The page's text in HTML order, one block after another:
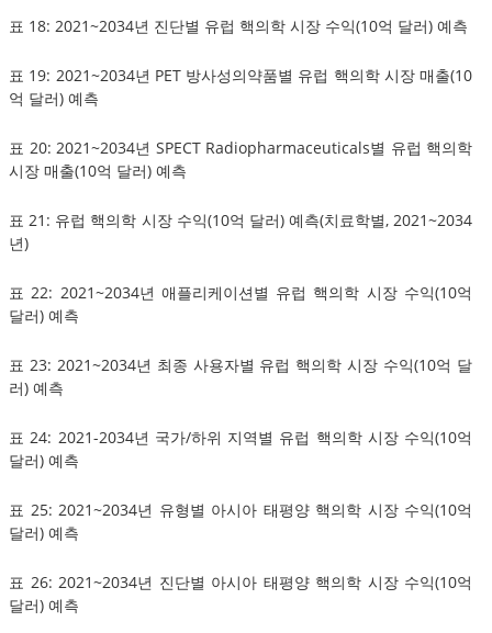
표 18: 2021~2034년 진단별 유럽 핵의학 시장 수익(10억 달러) 예측
표 19: 2021~2034년 PET 방사성의약품별 유럽 핵의학 시장 매출(10
억 달러) 예측
표 20: 2021~2034년 SPECT Radiopharmaceuticals별 유럽 핵의학
시장 매출(10억 달러) 예측
표 21: 유럽 핵의학 시장 수익(10억 달러) 예측(치료학별, 2021~2034
년)
표 22: 2021~2034년 애플리케이션별 유럽 핵의학 시장 수익(10억
달러) 예측
표 23: 2021~2034년 최종 사용자별 유럽 핵의학 시장 수익(10억 달
러) 예측
표 24: 2021-2034년 국가/하위 지역별 유럽 핵의학 시장 수익(10억
달러) 예측
표 25: 2021~2034년 유형별 아시아 태평양 핵의학 시장 수익(10억
달러) 예측
표 26: 2021~2034년 진단별 아시아 태평양 핵의학 시장 수익(10억
달러) 예측